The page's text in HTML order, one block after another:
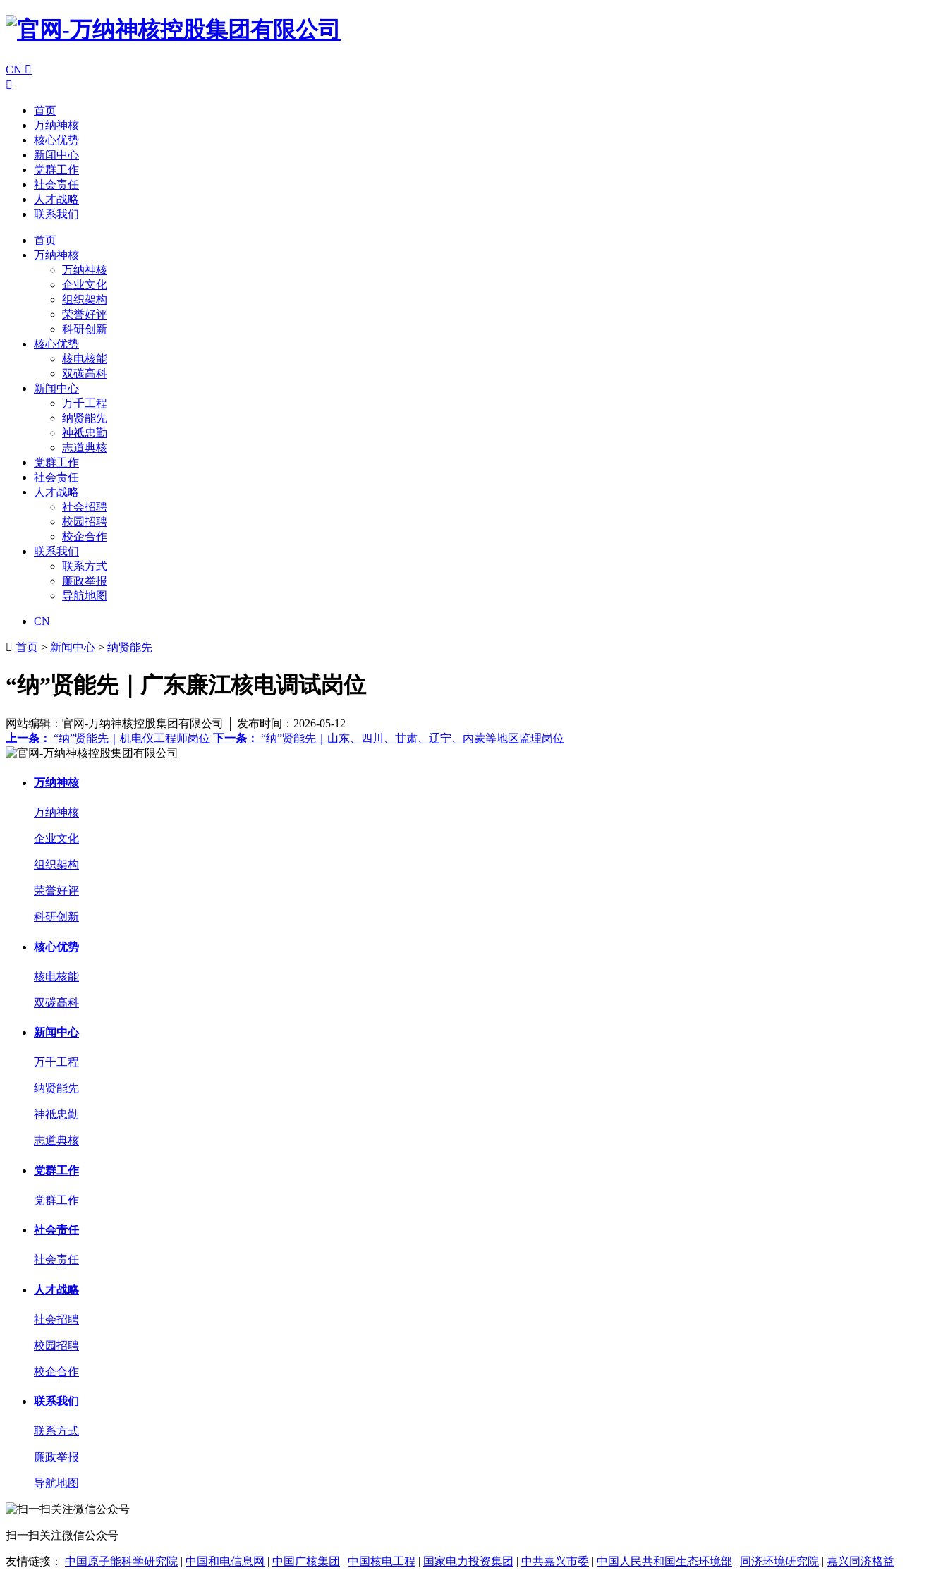
CN 

首页
万纳神核
核心优势
新闻中心
党群工作
社会责任
人才战略
联系我们
首页
万纳神核
万纳神核
企业文化
组织架构
荣誉好评
科研创新
核心优势
核电核能
双碳高科
新闻中心
万千工程
纳贤能先
神祗忠勤
志道典核
党群工作
社会责任
人才战略
社会招聘
校园招聘
校企合作
联系我们
联系方式
廉政举报
导航地图
CN
 首页 > 新闻中心 > 纳贤能先
“纳”贤能先｜广东廉江核电调试岗位
网站编辑：官网-万纳神核控股集团有限公司 │ 发布时间：2026-05-12
上一条： “纳”贤能先｜机电仪工程师岗位 下一条： “纳”贤能先｜山东、四川、甘肃、辽宁、内蒙等地区监理岗位
万纳神核
万纳神核
企业文化
组织架构
荣誉好评
科研创新
核心优势
核电核能
双碳高科
新闻中心
万千工程
纳贤能先
神祗忠勤
志道典核
党群工作
党群工作
社会责任
社会责任
人才战略
社会招聘
校园招聘
校企合作
联系我们
联系方式
廉政举报
导航地图
扫一扫关注微信公众号
友情链接： 中国原子能科学研究院 中国和电信息网 中国广核集团 中国核电工程 国家电力投资集团 中共嘉兴市委 中国人民共和国生态环境部 同济环境研究院 嘉兴同济格益